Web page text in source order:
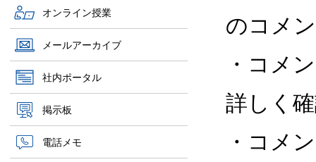
オンライン授業
メールアーカイブ
社内ポータル
掲示板
電話メモ
のコメ
・コメ
詳しく
・コメ